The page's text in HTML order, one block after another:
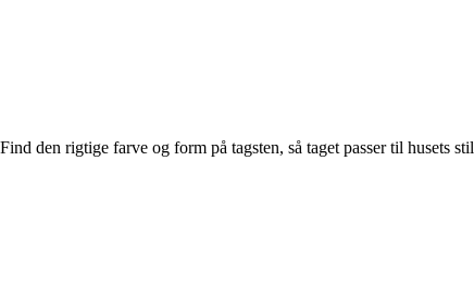
Find den rigtige farve og form på tagsten, så taget passer til husets stil